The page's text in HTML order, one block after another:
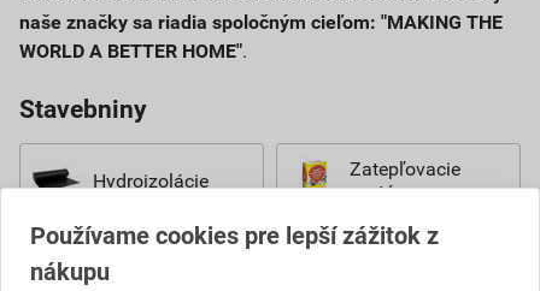
naše značky sa riadia spoločným cieľom: "MAKING THE
WORLD A BETTER HOME".
Stavebniny
Hydroizolácie
Zatepľovacie
systémy
chémia
Používame cookies pre lepší zážitok z
nákupu